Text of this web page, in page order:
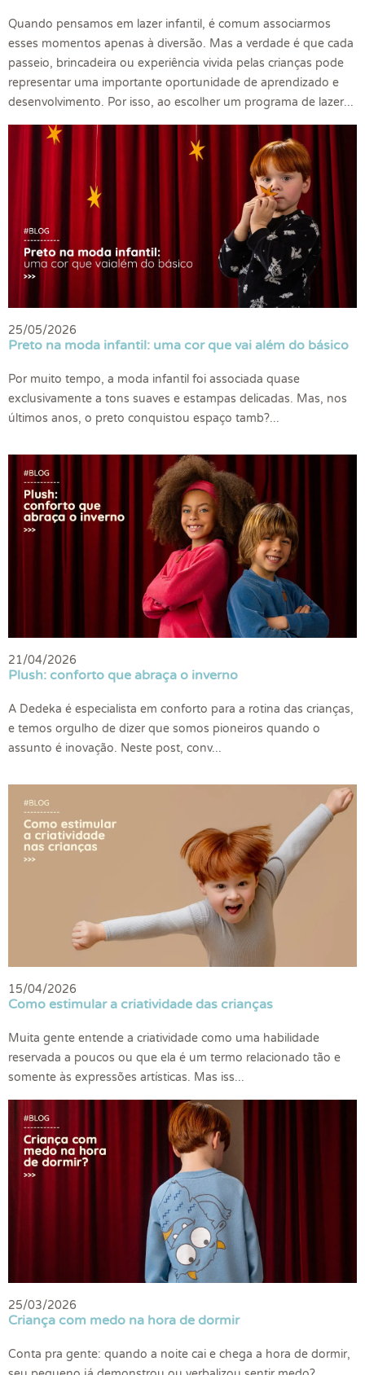
Quando pensamos em lazer infantil, é comum associarmos
esses momentos apenas à diversão. Mas a verdade é que cada
passeio, brincadeira ou experiência vivida pelas crianças pode
representar uma importante oportunidade de aprendizado e
desenvolvimento. Por isso, ao escolher um programa de lazer...
25/05/2026
Preto na moda infantil: uma cor que vai além do básico
Por muito tempo, a moda infantil foi associada quase
exclusivamente a tons suaves e estampas delicadas. Mas, nos
últimos anos, o preto conquistou espaço tamb?...
21/04/2026
Plush: conforto que abraça o inverno
A Dedeka é especialista em conforto para a rotina das crianças,
e temos orgulho de dizer que somos pioneiros quando o
assunto é inovação. Neste post, conv...
15/04/2026
Como estimular a criatividade das crianças
Muita gente entende a criatividade como uma habilidade
reservada a poucos ou que ela é um termo relacionado tão e
somente às expressões artísticas. Mas iss...
25/03/2026
Criança com medo na hora de dormir
Conta pra gente: quando a noite cai e chega a hora de dormir,